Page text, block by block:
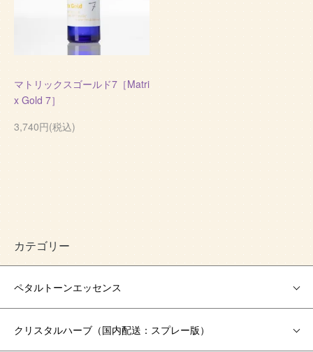
マトリックスゴールド7［Matri
x Gold 7］
3,740円(税込)
カテゴリー
ペタルトーンエッセンス
クリスタルハーブ（国内配送：スプレー版）